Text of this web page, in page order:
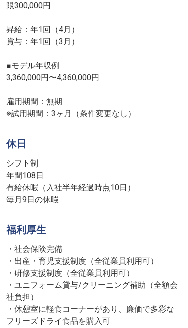
限300,000円
昇給：年1回（4月）
賞与：年1回（3月）
■モデル年収例
3,360,000円〜4,360,000円
雇用期間：無期
※試用期間：3ヶ月（条件変更なし）
休日
シフト制
年間108日
有給休暇（入社半年経過時点10日）
毎月9日の休暇
福利厚生
・社会保険完備
・出産・育児支援制度（全従業員利用可）
・研修支援制度（全従業員利用可）
・ユニフォーム貸与/クリーニング補助（全額会
社負担）
・休憩室に軽食コーナーがあり、廉価で多彩な
フリーズドライ食品を購入可